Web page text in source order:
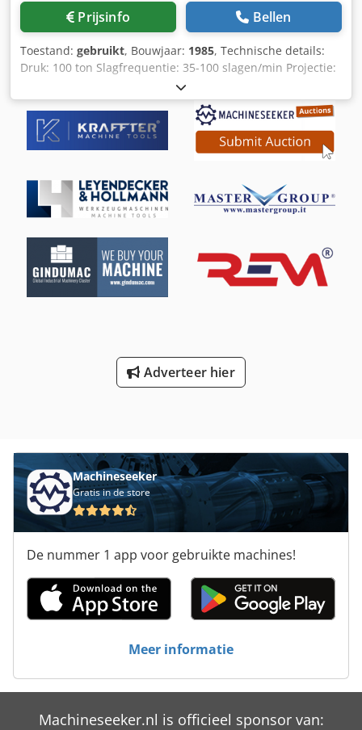
Prijsinfo Bellen
Toestand: gebruikt, Bouwjaar: 1985, Technische details:
Druk: 100 ton Slagfrequentie: 35-100 slagen/min Projectie:
360 mm ramverstelling: 20-130 mm ramoppervlak: 750x550
mm Klemplaat op tafel: 1000x640 mm Slagverstelling: 90
mm Afstand tussen de staanders in de lengte/zijkant:
610x500 / 440x550 mm Montagehoogte: Tafel/ram-bodem:
300 mm Totaal benodigd vermogen: 17,5 kW
LxBxH: 1,9x1,4x2,7 m - er zijn 5 longitudinale T-gleuven op
de ramplaat - Middelste gat = 50 mm Deze pers is
momenteel te koop zonder bediening. Dodpfx Aasu Nfh Do
Deck Optionele afwerking mogelijk op aanvraag van de
klant. op voorraad *
Adverteer hier
Machineseeker
Gratis in de store
De nummer 1 app voor gebruikte machines!
Meer informatie
Machineseeker.nl is officieel sponsor van: